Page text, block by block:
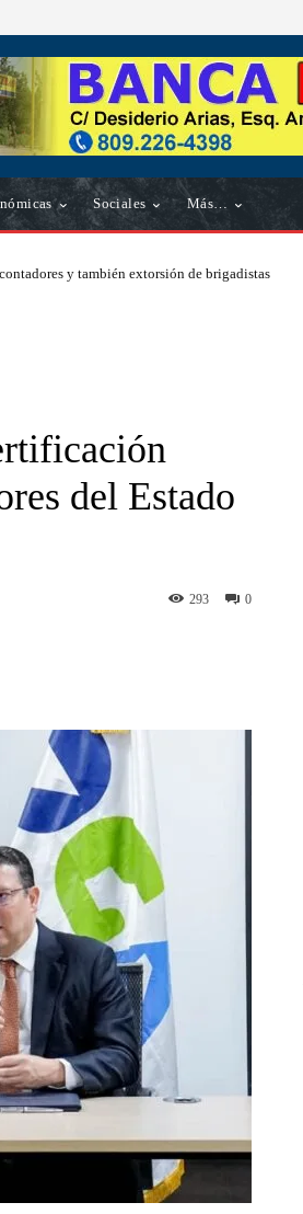
Sociales Más…
y también extorsión de brigadistas
del Estado
0
293